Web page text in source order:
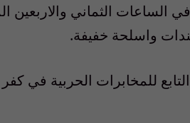
الثماني والاربعين
واسلحة خفيفة.
للمخابرات الحربية في